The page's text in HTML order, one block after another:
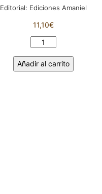
Editorial: Ediciones Amaniel
11,10€
MULTIKULTI.
afganos
Añadir al carrito